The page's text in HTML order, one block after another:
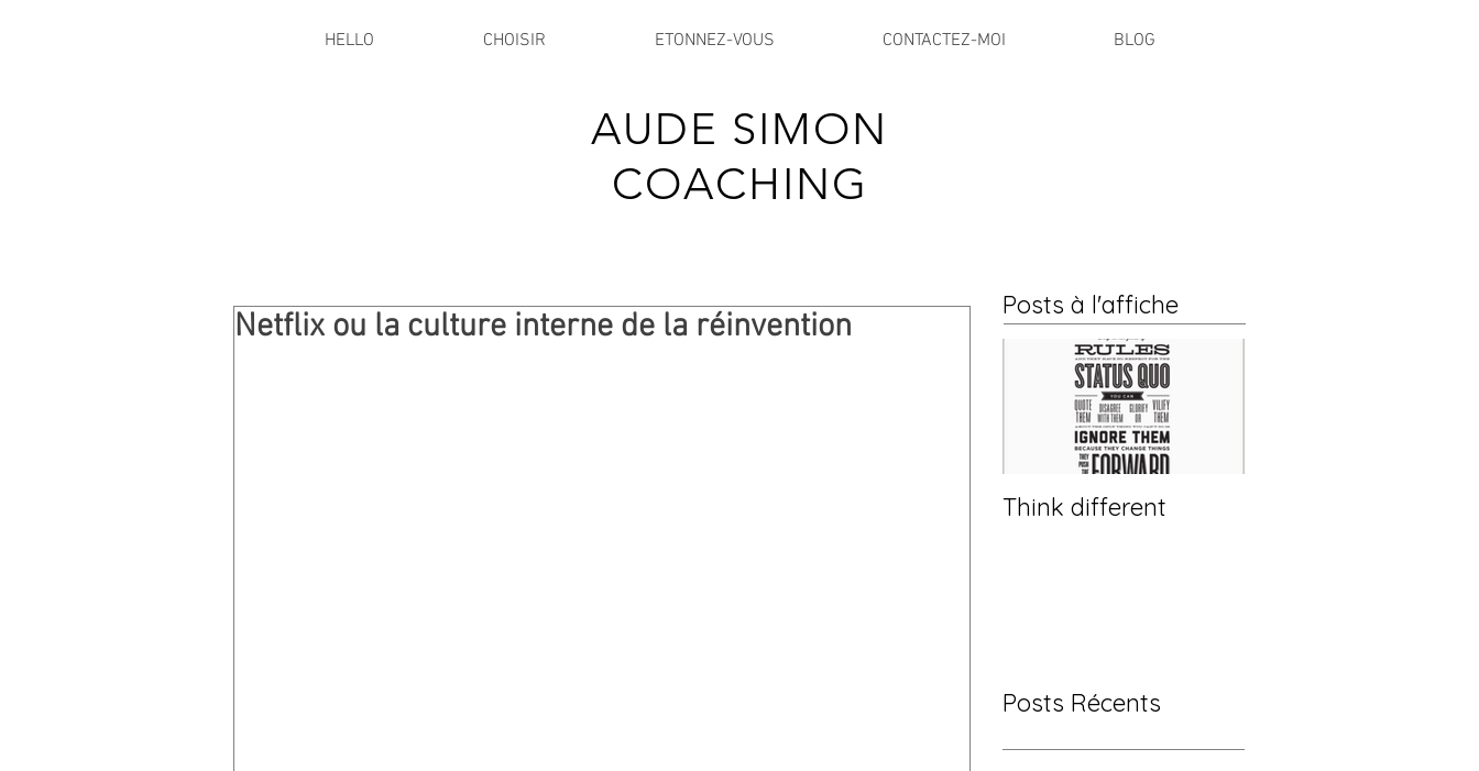
HELLO CHOISIR ETONNEZ-VOUS CONTACTEZ-MOI BLOG
AUDE SIMON
COACHING
Netflix ou la culture interne de la réinvention
Posts à l'affiche
Think different
Posts Récents